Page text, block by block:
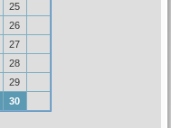
25
26
27
28
29
30